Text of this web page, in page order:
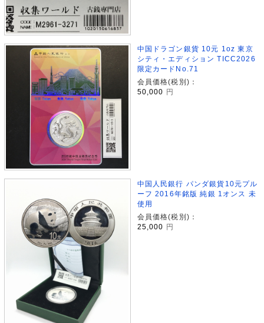
中国ドラゴン銀貨 10元 1oz 東京
シティ・エディション TICC2026
限定カードNo.71
会員価格(税別)：
50,000 円
中国人民銀行 パンダ銀貨10元プル
ーフ 2016年銘版 純銀 1オンス 未
使用
会員価格(税別)：
25,000 円